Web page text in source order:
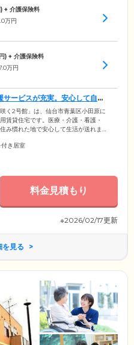
+ 介護保険料
万円
) + 介護保険料
万円
ービスが充実。安心して自由
く2号館」は、仙台市青葉区小田原に
賃貸住宅です。医療・介護・看護・
み慣れた地で安心して生活が送れま
ご相談ください。また、事前に行き
ごしいただけます。プライバシーの
ただきながら、必要に応じて充実し
き居室
料金見積もり
※2026/02/17更新
を見る